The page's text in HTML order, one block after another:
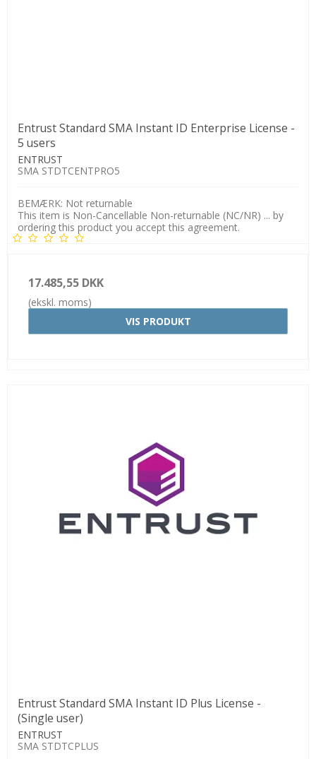
Entrust Standard SMA Instant ID Enterprise License -
5 users
ENTRUST
SMA STDTCENTPRO5
BEMÆRK: Not returnable
This item is Non-Cancellable Non-returnable (NC/NR) ... by
ordering this product you accept this agreement.
17.485,55 DKK
(ekskl. moms)
VIS PRODUKT
Entrust Standard SMA Instant ID Plus License -
(Single user)
ENTRUST
SMA STDTCPLUS